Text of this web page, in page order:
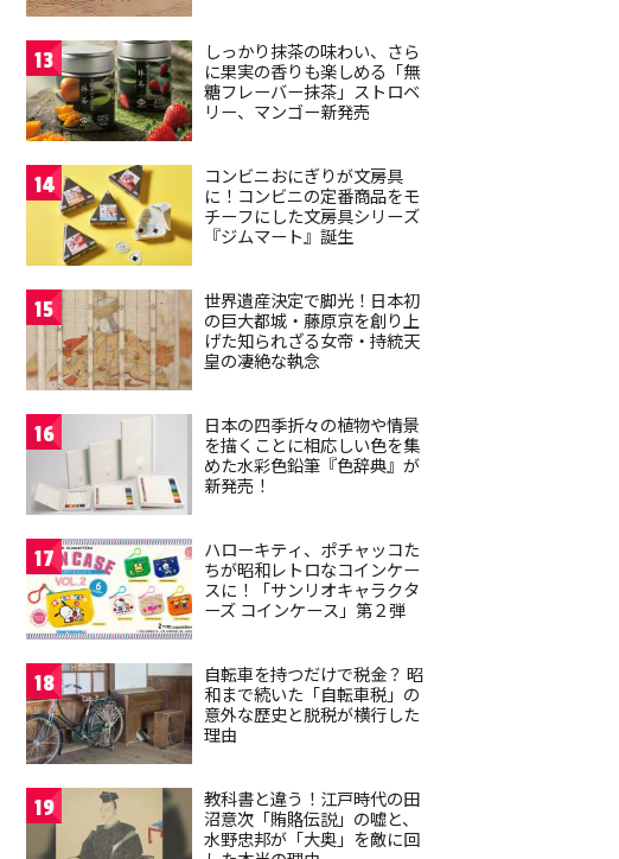
13
しっかり抹茶の味わい、さら
に果実の香りも楽しめる「無
糖フレーバー抹茶」ストロベ
リー、マンゴー新発売
14
コンビニおにぎりが文房具
に！コンビニの定番商品をモ
チーフにした文房具シリーズ
『ジムマート』誕生
15
世界遺産決定で脚光！日本初
の巨大都城・藤原京を創り上
げた知られざる女帝・持統天
皇の凄絶な執念
16
日本の四季折々の植物や情景
を描くことに相応しい色を集
めた水彩色鉛筆『色辞典』が
新発売！
17
ハローキティ、ポチャッコた
ちが昭和レトロなコインケー
スに！「サンリオキャラクタ
ーズ コインケース」第２弾
18
自転車を持つだけで税金？ 昭
和まで続いた「自転車税」の
意外な歴史と脱税が横行した
理由
19
教科書と違う！江戸時代の田
沼意次「賄賂伝説」の嘘と、
水野忠邦が「大奥」を敵に回